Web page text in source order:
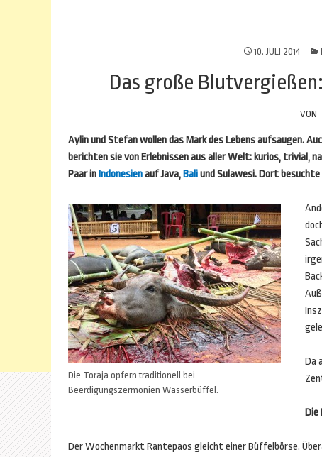
10. JULI 2014
Das große
VON
Aylin und Stefan wollen das Mark des Lebens aufsaugen.
berichten sie von Erlebnissen aus aller Welt: kurios, trivial,
Paar inIndonesienauf Java,Baliund Sulawesi. Dort besuchte
Die Toraja opfern traditionell bei
Beerdigungszermonien Wasserbüffel.
Da
Die
Der Wochenmarkt Rantepaos gleicht einer Büffelbörse.